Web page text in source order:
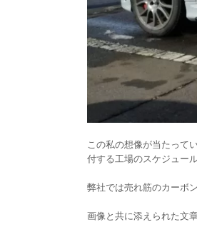
この私の想像が当たって
付する工場のスケジュー
弊社では売れ筋のカーボ
画像と共に添えられた文